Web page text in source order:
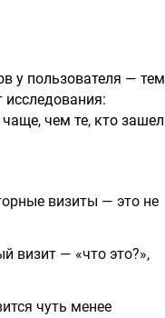
у пользователя — тем
чем те, кто зашел
визиты — это не
визит — «что это?»,
чуть менее